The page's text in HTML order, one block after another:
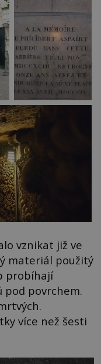
vznikat již ve
materiál použitý
probíhají
pod povrchem.
více než šesti